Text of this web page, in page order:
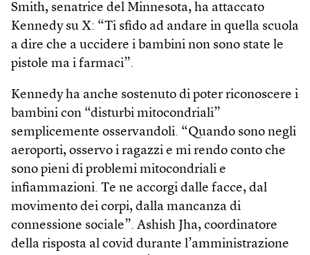
Smith, senatrice del Minnesota, ha attaccato
Kennedy su X: “Ti sfido ad andare in quella scuola
a dire che a uccidere i bambini non sono state le
pistole ma i farmaci”.
Kennedy ha anche sostenuto di poter riconoscere i
bambini con “disturbi mitocondriali”
semplicemente osservandoli. “Quando sono negli
aeroporti, osservo i ragazzi e mi rendo conto che
sono pieni di problemi mitocondriali e
infiammazioni. Te ne accorgi dalle facce, dal
movimento dei corpi, dalla mancanza di
connessione sociale”. Ashish Jha, coordinatore
della risposta al covid durante l’amministrazione